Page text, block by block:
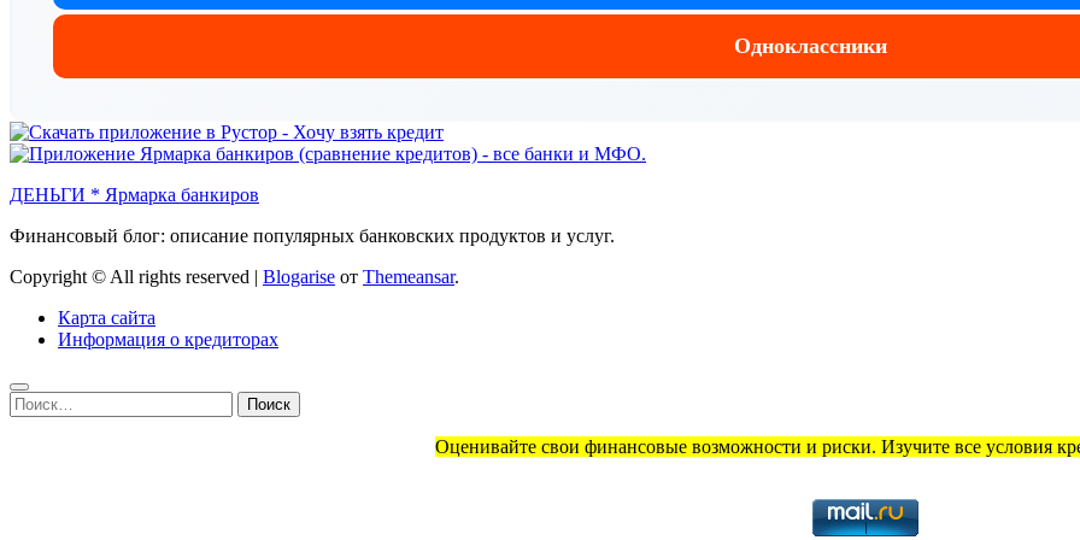
Одноклассники
ДЕНЬГИ * Ярмарка банкиров
Финансовый блог: описание популярных банковских продуктов и услуг.
Copyright © All rights reserved | Blogarise от Themeansar.
Карта сайта
Информация о кредиторах
Найти:
Оценивайте свои финансовые возможности и риски. Изучите все условия